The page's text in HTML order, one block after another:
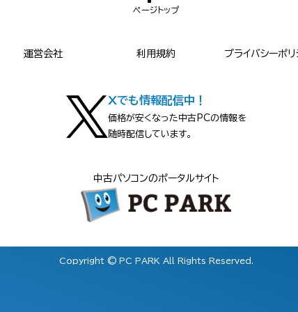
ページトップ
運営会社 利用規約 プライバシーポリ
Xでも情報配信中！
価格が安くなった中古PCの情報を
随時配信しています。
中古パソコンのポータルサイト
Copyright © PC PARK All Rights Reserved.